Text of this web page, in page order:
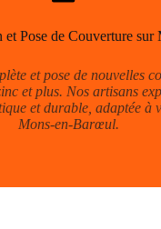
et Pose de Couverture sur
et pose de nouvelles
et plus. Nos artisans
et durable, adaptée à
Mons-en-Barœul.